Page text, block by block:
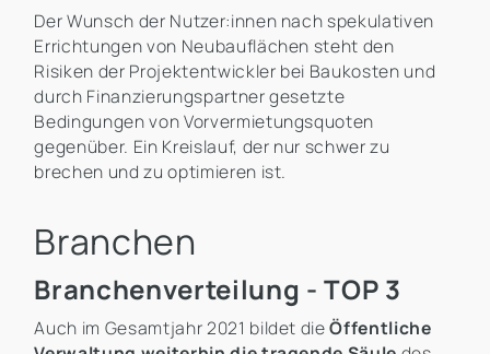
Der Wunsch der Nutzer:innen nach spekulativen
Errichtungen von Neubauflächen steht den
Risiken der Projektentwickler bei Baukosten und
durch Finanzierungspartner gesetzte
Bedingungen von Vorvermietungsquoten
gegenüber. Ein Kreislauf, der nur schwer zu
brechen und zu optimieren ist.
Branchen
Branchenverteilung - TOP 3
Auch im Gesamtjahr 2021 bildet dieÖffentliche